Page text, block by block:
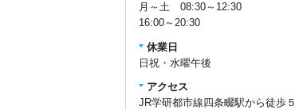
月～土 08:30～12:30
16:00～20:30
休業日
日祝・水曜午後
アクセス
JR学研都市線四条畷駅から徒歩５